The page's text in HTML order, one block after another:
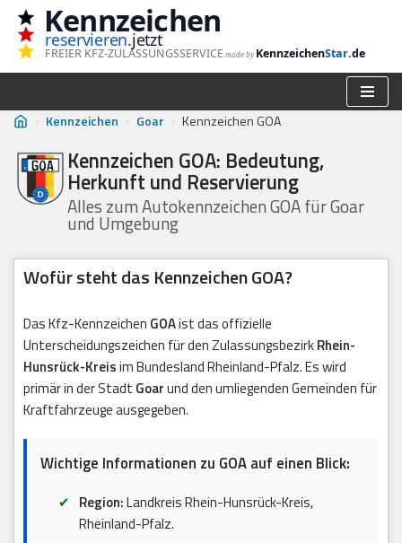
Zum
Inhalt
Kennzeichen
reservieren.jetzt
FREIER KFZ-ZULASSUNGSSERVICE made by KennzeichenStar.de
› Kennzeichen › Goar › Kennzeichen GOA
Kennzeichen GOA: Bedeutung,
Herkunft und Reservierung
Alles zum Autokennzeichen GOA für Goar
und Umgebung
Wofür steht das Kennzeichen GOA?
Das Kfz-Kennzeichen GOAist das offizielle
Unterscheidungszeichen für den ZulassungsbezirkRhein-
Hunsrück-Kreisim Bundesland Rheinland-Pfalz. Es wird
primär in der Stadt Goarund den umliegenden Gemeinden für
Kraftfahrzeuge ausgegeben.
Wichtige Informationen zu GOA auf einen Blick:
Region:Landkreis Rhein-Hunsrück-Kreis,
Rheinland-Pfalz.